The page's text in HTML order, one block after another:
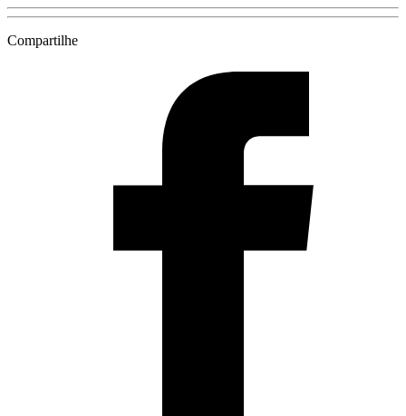
Compartilhe